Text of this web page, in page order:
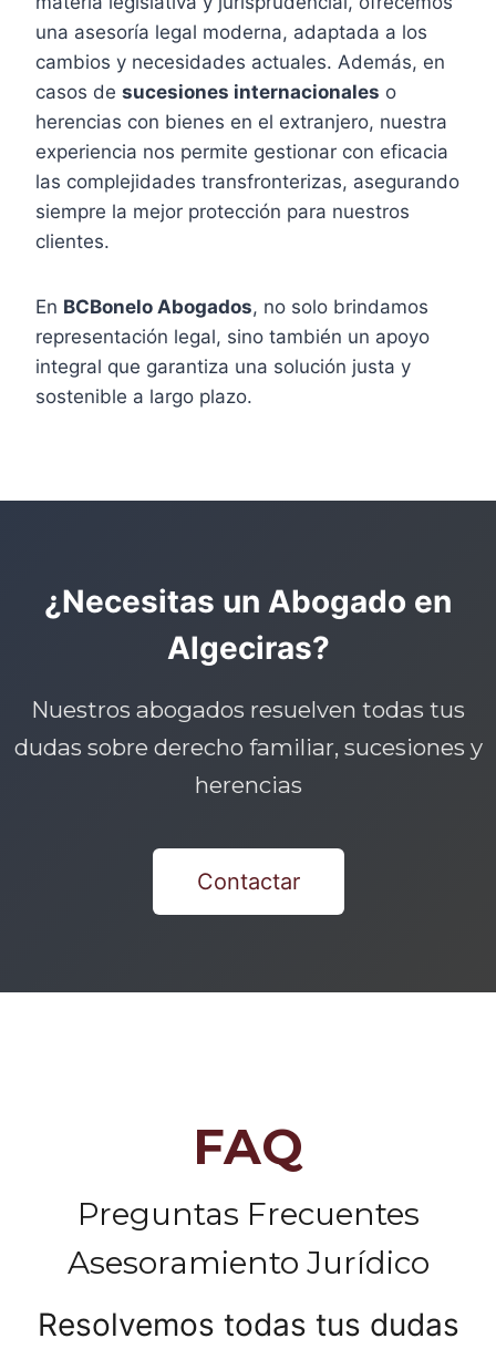
una asesoría legal moderna, adaptada a los
cambios y necesidades actuales. Además, en
casos de sucesiones internacionales o
herencias con bienes en el extranjero, nuestra
experiencia nos permite gestionar con eficacia
las complejidades transfronterizas, asegurando
siempre la mejor protección para nuestros
clientes.
En BCBonelo Abogados, no solo brindamos
representación legal, sino también un apoyo
integral que garantiza una solución justa y
sostenible a largo plazo.
¿Necesitas un Abogado en
Algeciras?
Nuestros abogados resuelven todas tus
dudas sobre derecho familiar, sucesiones y
herencias
Contactar
FAQ
Preguntas Frecuentes
Asesoramiento Jurídico
Resolvemos todas tus dudas